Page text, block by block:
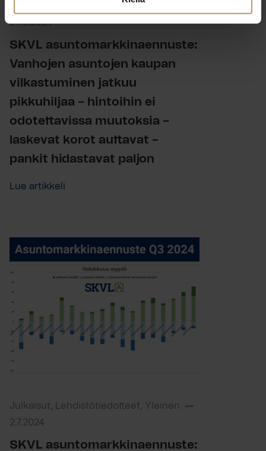
24.9.2024
SKVL asuntomarkkinaennuste:
Vanhojen asuntojen kaupan
vilkastuminen jatkuu
pikkuhiljaa – hintoihin ei
odotettavissa muutoksia –
laskevat korot auttavat –
pankit hidastavat paljon
Lue artikkeli
Julkaisut, Lehdistötiedotteet, Yleinen
2.7.2024
SKVL asuntomarkkinaennuste: